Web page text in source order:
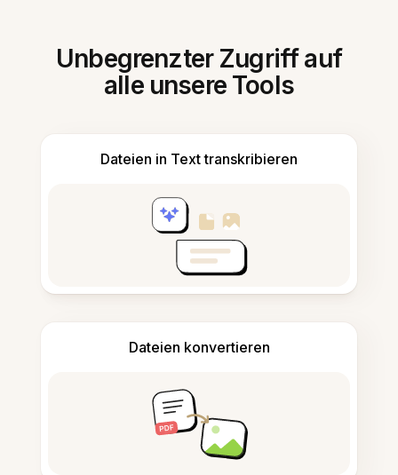
Unbegrenzter Zugriff auf
alle unsere Tools
Dateien in Text transkribieren
Dateien konvertieren